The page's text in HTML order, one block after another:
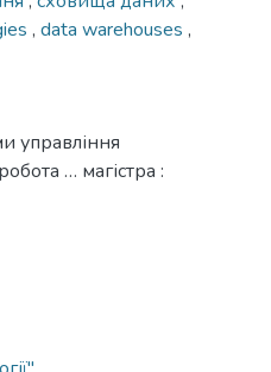
, data warehouses ,
управління
… магістра :